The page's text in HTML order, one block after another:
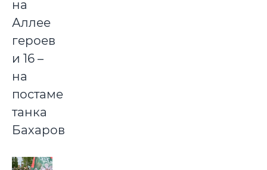
на
Аллее
героев
и 16 –
на
постаменте
танка
Бахарова.